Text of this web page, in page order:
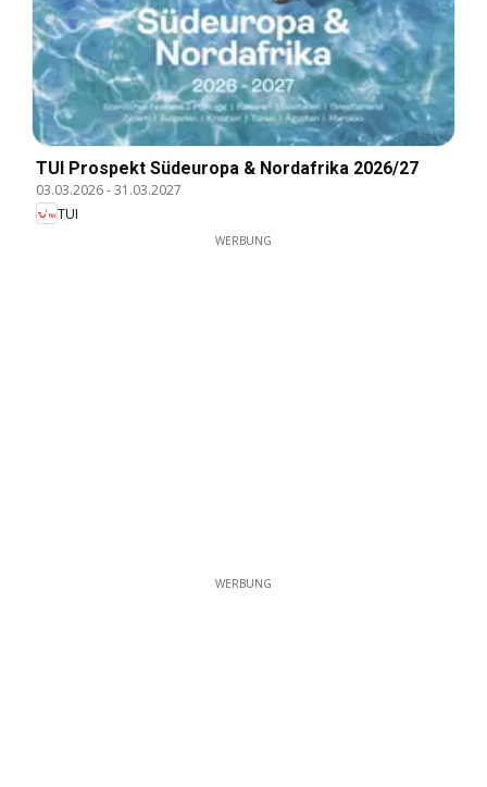
TUI Prospekt Südeuropa & Nordafrika 2026/27
03.03.2026-31.03.2027
TUI
WERBUNG
WERBUNG